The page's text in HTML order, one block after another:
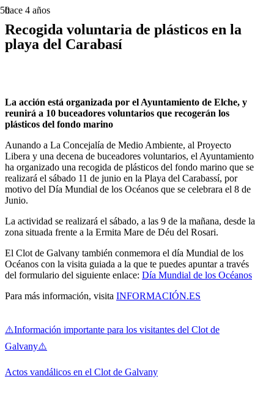
hace 4 años
Recogida voluntaria de plásticos en la
playa del Carabasí
La acción está organizada por el Ayuntamiento de Elche, y
reunirá a 10 buceadores voluntarios que recogerán los
plásticos del fondo marino
Aunando a La Concejalía de Medio Ambiente, al Proyecto
Libera y una decena de buceadores voluntarios, el Ayuntamiento
ha organizado una recogida de plásticos del fondo marino que se
realizará el sábado 11 de junio en la Playa del Carabassí, por
motivo del Día Mundial de los Océanos que se celebrara el 8 de
Junio.
La actividad se realizará el sábado, a las 9 de la mañana, desde la
zona situada frente a la Ermita Mare de Déu del Rosari.
El Clot de Galvany también conmemora el día Mundial de los
Océanos con la visita guiada a la que te puedes apuntar a través
del formulario del siguiente enlace: Día Mundial de los Océanos
Para más información, visita INFORMACIÓN.ES
⚠️Información importante para los visitantes del Clot de
Galvany⚠️
Actos vandálicos en el Clot de Galvany